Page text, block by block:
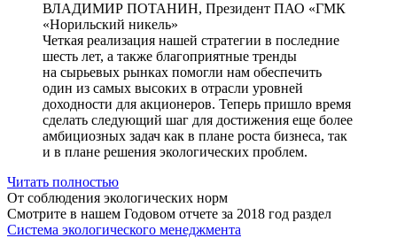
ВЛАДИМИР ПОТАНИН, Президент ПАО «ГМК
«Норильский никель»
Четкая реализация нашей стратегии в последние
шесть лет, а также благоприятные тренды
на сырьевых рынках помогли нам обеспечить
один из самых высоких в отрасли уровней
доходности для акционеров. Теперь пришло время
сделать следующий шаг для достижения еще более
амбициозных задач как в плане роста бизнеса, так
и в плане решения экологических проблем.
Читать полностью
От соблюдения экологических норм
Смотрите в нашем Годовом отчете за 2018 год раздел
Система экологического менеджмента